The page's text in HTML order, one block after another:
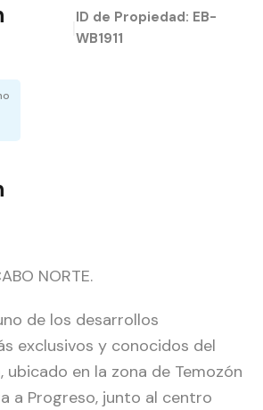
ID de Propiedad: EB-
WB1911
NORTE.
de los desarrollos
exclusivos y conocidos del
ubicado en la zona de Temozón
a Progreso, junto al centro